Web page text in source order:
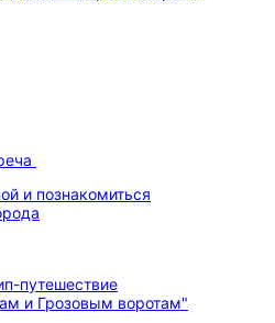
и познакомиться